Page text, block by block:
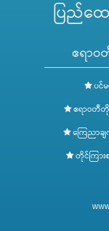
ပြည်ထေ
ဧရာဝ
ပင်မ
ဧရာဝတီတို
ကြေညာခ
တိုင်ကြား